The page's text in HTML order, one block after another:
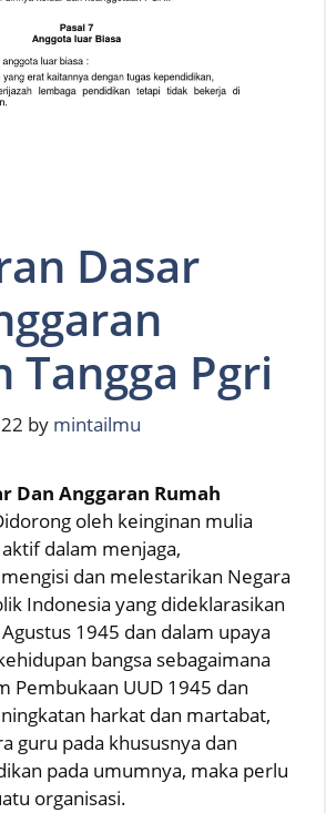
Dasar
Tangga Pgri
by mintailmu
Dan Anggaran Rumah
oleh keinginan mulia
dalam menjaga,
dan melestarikan Negara
Indonesia yang dideklarasikan
1945 dan dalam upaya
bangsa sebagaimana
Pembukaan UUD 1945 dan
harkat dan martabat,
guru pada khususnya dan
pada umumnya, maka perlu
organisasi.